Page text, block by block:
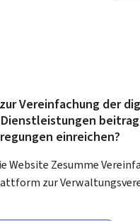
Vereinfachung der
einreichen?
Website Zesumme
zur